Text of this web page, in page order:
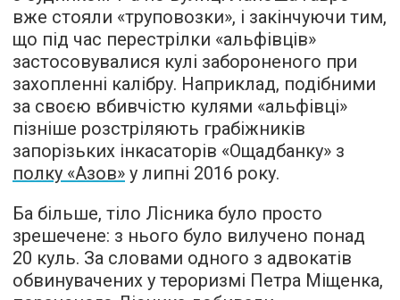
вже стояли «труповозки», і закінчуючи тим,
що під час перестрілки «альфівців»
застосовувалися кулі забороненого при
захопленні калібру. Наприклад, подібними
за своєю вбивчістю кулями «альфівці»
пізніше розстріляють грабіжників
запорізьких інкасаторів «Ощадбанку» з
полку «Азов» у липні 2016 року.
Ба більше, тіло Лісника було просто
зрешечене: з нього було вилучено понад
20 куль. За словами одного з адвокатів
обвинувачених у тероризмі Петра Міщенка,